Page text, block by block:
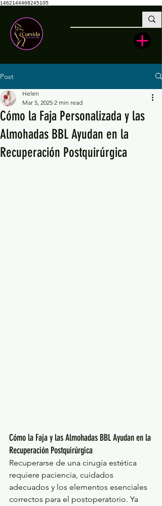
1462144468245105
Post
Cómo la Faja Personalizada y las
Almohadas BBL Ayudan en la
Recuperación Postquirúrgica
Helen
Mar 5, 2025 2 min read
Cómo la Faja y las Almohadas BBL Ayudan en la
Recuperación Postquirúrgica
Recuperarse de una cirugía estética
requiere paciencia, cuidados
adecuados y los elementos esenciales
correctos para el postoperatorio. Ya